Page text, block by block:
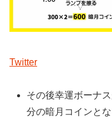
Twitter
その後幸運ボーナ
分の暗月コインとな